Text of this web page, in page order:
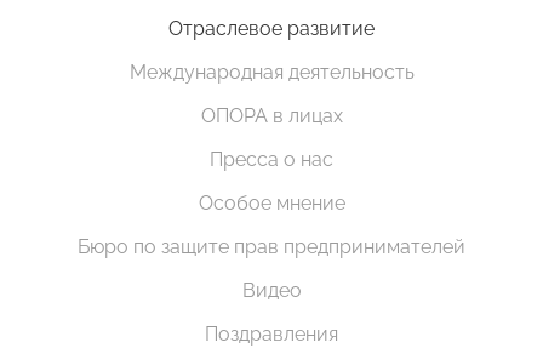
Отраслевое развитие
Международная деятельность
ОПОРА в лицах
Пресса о нас
Особое мнение
Бюро по защите прав предпринимателей
Видео
Поздравления